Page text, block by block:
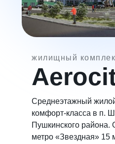
Среднеэтажный
комфорт-класса в п.
Пушкинского района.
метро «Звездная» 15
жилищный